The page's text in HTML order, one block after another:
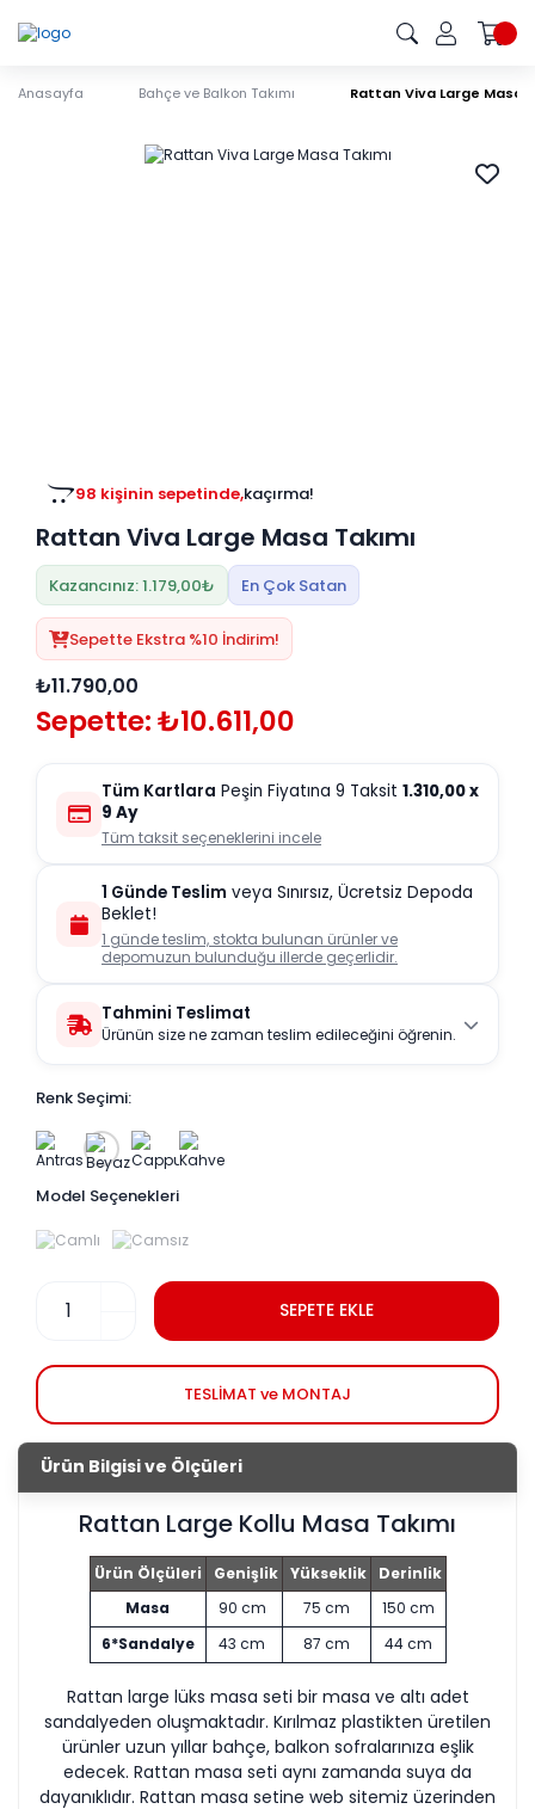
Anasayfa Bahçe ve Balkon Takımı Rattan Viva Large Masa
98 kişinin sepetinde,kaçırma!
Rattan Viva Large Masa Takımı
Kazancınız: 1.179,00₺ En Çok Satan
Sepette Ekstra %10 İndirim!
₺11.790,00
Sepette: ₺10.611,00
Tüm Kartlara Peşin Fiyatına 9 Taksit 1.310,00x
9 Ay
Tüm taksit seçeneklerini incele
1 Günde Teslim veya Sınırsız, Ücretsiz Depoda
Beklet!
1 günde teslim, stokta bulunan ürünler ve
depomuzun bulunduğu illerde geçerlidir.
Tahmini Teslimat
Ürünün size ne zaman teslim edileceğini öğrenin.
Renk Seçimi:
Model Seçenekleri
SEPETE EKLE
TESLİMAT ve MONTAJ
Ürün Bilgisi ve Ölçüleri
Rattan Large Kollu Masa Takımı
Ürün Ölçüleri Genişlik Yükseklik
Derinlik
Masa
90 cm 75 cm
150 cm
6*Sandalye
43 cm 87 cm 44 cm
Rattan large lüks masa seti bir masa ve altı adet
sandalyeden oluşmaktadır. Kırılmaz plastikten üretilen
ürünler uzun yıllar bahçe, balkon sofralarınıza eşlik
edecek. Rattan masa seti aynı zamanda suya da
dayanıklıdır. Rattan masa setine web sitemiz üzerinden